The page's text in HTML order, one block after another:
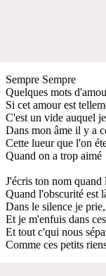
Sempre Sempre
Quelques mots
Si cet amour est
C'est un vide auquel
Dans mon âme il y a
Cette lueur que l'on
Quand on a trop aimé
J'écris ton nom quand
Quand l'obscurité est
Dans le silence je
Et je m'enfuis dans
Et tout c'qui nous
Comme ces petits